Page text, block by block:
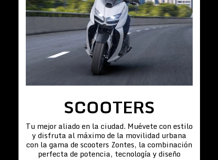
SCOOTERS
Tu mejor aliado en la ciudad. Muévete con estilo
y disfruta al máximo de la movilidad urbana
con la gama de scooters Zontes, la combinación
perfecta de potencia, tecnología y diseño